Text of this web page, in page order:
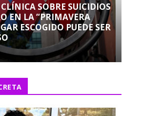
SOBRE SUICIDIOS
EN LA “PRIMAVERA
ESCOGIDO PUEDE SER